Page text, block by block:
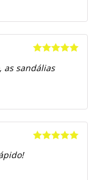
de 5
as sandálias